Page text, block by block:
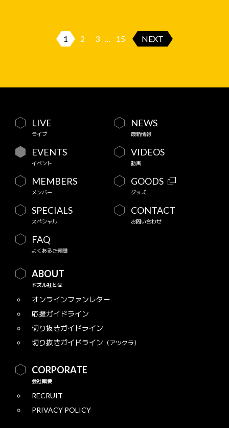
1 2 3 … 15 NEXT
LIVE
ライブ
NEWS
最新情報
EVENTS
イベント
VIDEOS
動画
MEMBERS
メンバー
GOODS
グッズ
SPECIALS
スペシャル
CONTACT
お問い合わせ
FAQ
よくあるご質問
ABOUT
ドズル社とは
オンラインファンレター
応援ガイドライン
切り抜きガイドライン
切り抜きガイドライン （アツクラ）
CORPORATE
会社概要
RECRUIT
PRIVACY POLICY